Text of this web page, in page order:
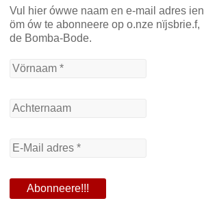
Vul hier ówwe naam en e-mail adres ien
öm ów te abonneere op o.nze nïjsbrie.f,
de Bomba-Bode.